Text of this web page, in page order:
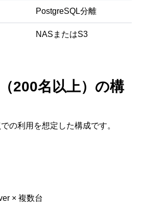
PostgreSQL分離
NASまたはS3
200名以上）の構
の利用を想定した構成です。
× 複数台